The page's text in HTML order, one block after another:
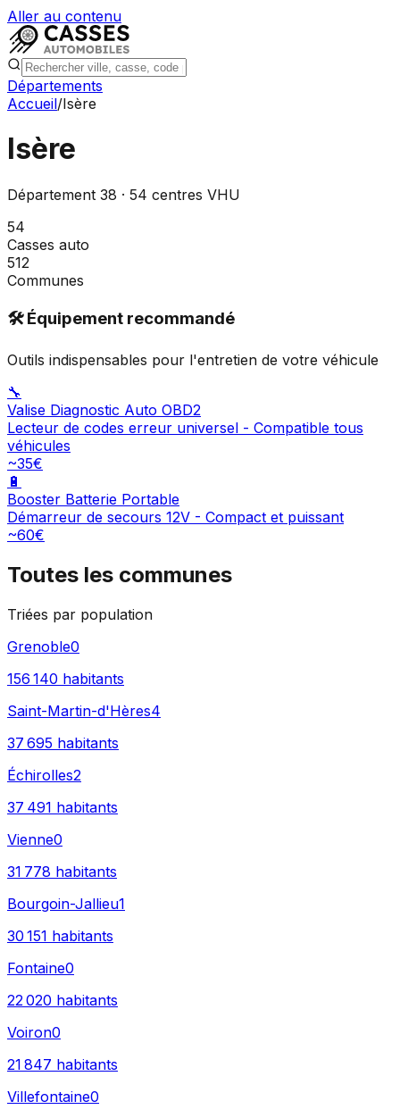
Aller au contenu
Départements
Accueil/Isère
Isère
Département 38 · 54 centres VHU
54
Casses auto
512
Communes
🛠️ Équipement recommandé
Outils indispensables pour l'entretien de votre véhicule
🔧
Valise Diagnostic Auto OBD2
Lecteur de codes erreur universel - Compatible tous
véhicules
~35€
🔋
Booster Batterie Portable
Démarreur de secours 12V - Compact et puissant
~60€
Toutes les communes
Triées par population
Grenoble0
156 140 habitants
Saint-Martin-d'Hères4
37 695 habitants
Échirolles2
37 491 habitants
Vienne0
31 778 habitants
Bourgoin-Jallieu1
30 151 habitants
Fontaine0
22 020 habitants
Voiron0
21 847 habitants
Villefontaine0